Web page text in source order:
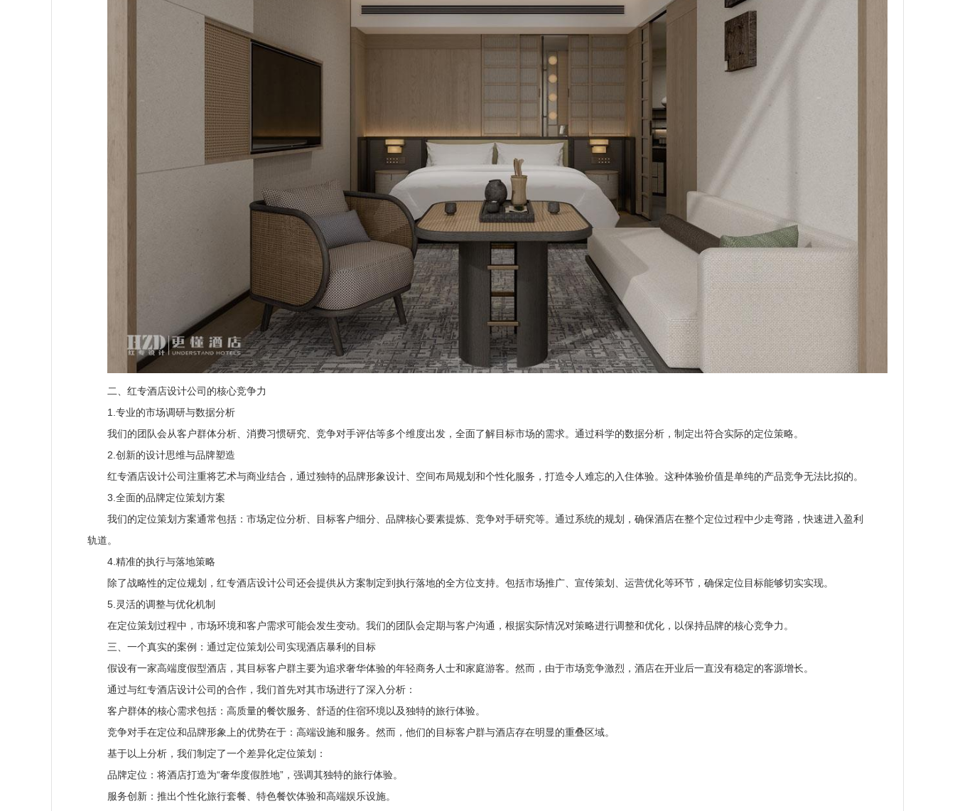
二、红专酒店设计公司的核心竞争力
1.专业的市场调研与数据分析
我们的团队会从客户群体分析、消费习惯研究、竞争对手评估等多个维度出发，全面了解目标市场的需求。通过科学的数据分析，制定出符合实际的定位策略。
2.创新的设计思维与品牌塑造
红专酒店设计公司注重将艺术与商业结合，通过独特的品牌形象设计、空间布局规划和个性化服务，打造令人难忘的入住体验。这种体验价值是单纯的产品竞争无法比拟的。
3.全面的品牌定位策划方案
我们的定位策划方案通常包括：市场定位分析、目标客户细分、品牌核心要素提炼、竞争对手研究等。通过系统的规划，确保酒店在整个定位过程中少走弯路，快速进入盈利
轨道。
4.精准的执行与落地策略
除了战略性的定位规划，红专酒店设计公司还会提供从方案制定到执行落地的全方位支持。包括市场推广、宣传策划、运营优化等环节，确保定位目标能够切实实现。
5.灵活的调整与优化机制
在定位策划过程中，市场环境和客户需求可能会发生变动。我们的团队会定期与客户沟通，根据实际情况对策略进行调整和优化，以保持品牌的核心竞争力。
三、一个真实的案例：通过定位策划公司实现酒店暴利的目标
假设有一家高端度假型酒店，其目标客户群主要为追求奢华体验的年轻商务人士和家庭游客。然而，由于市场竞争激烈，酒店在开业后一直没有稳定的客源增长。
通过与红专酒店设计公司的合作，我们首先对其市场进行了深入分析：
客户群体的核心需求包括：高质量的餐饮服务、舒适的住宿环境以及独特的旅行体验。
竞争对手在定位和品牌形象上的优势在于：高端设施和服务。然而，他们的目标客户群与酒店存在明显的重叠区域。
基于以上分析，我们制定了一个差异化定位策划：
品牌定位：将酒店打造为“奢华度假胜地”，强调其独特的旅行体验。
服务创新：推出个性化旅行套餐、特色餐饮体验和高端娱乐设施。